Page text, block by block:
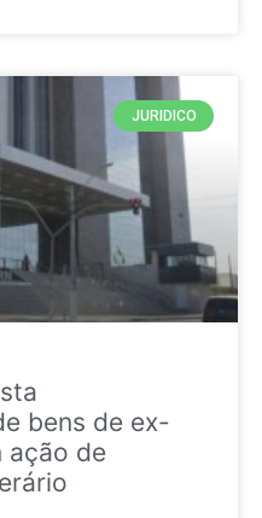
JURIDICO
bens de ex-
ação de